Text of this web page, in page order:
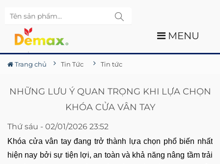
MENU
Trang chủ Tin Tức Tin tức
NHỮNG LƯU Ý QUAN TRỌNG KHI LỰA CHỌN
KHÓA CỬA VÂN TAY
Thứ sáu - 02/01/2026 23:52
Khóa cửa vân tay đang trở thành lựa chọn phổ biến nhất
hiện nay bởi sự tiện lợi, an toàn và khả năng nâng tầm trải